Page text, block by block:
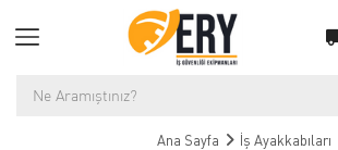
Ana Sayfa İş Ayakkabıları